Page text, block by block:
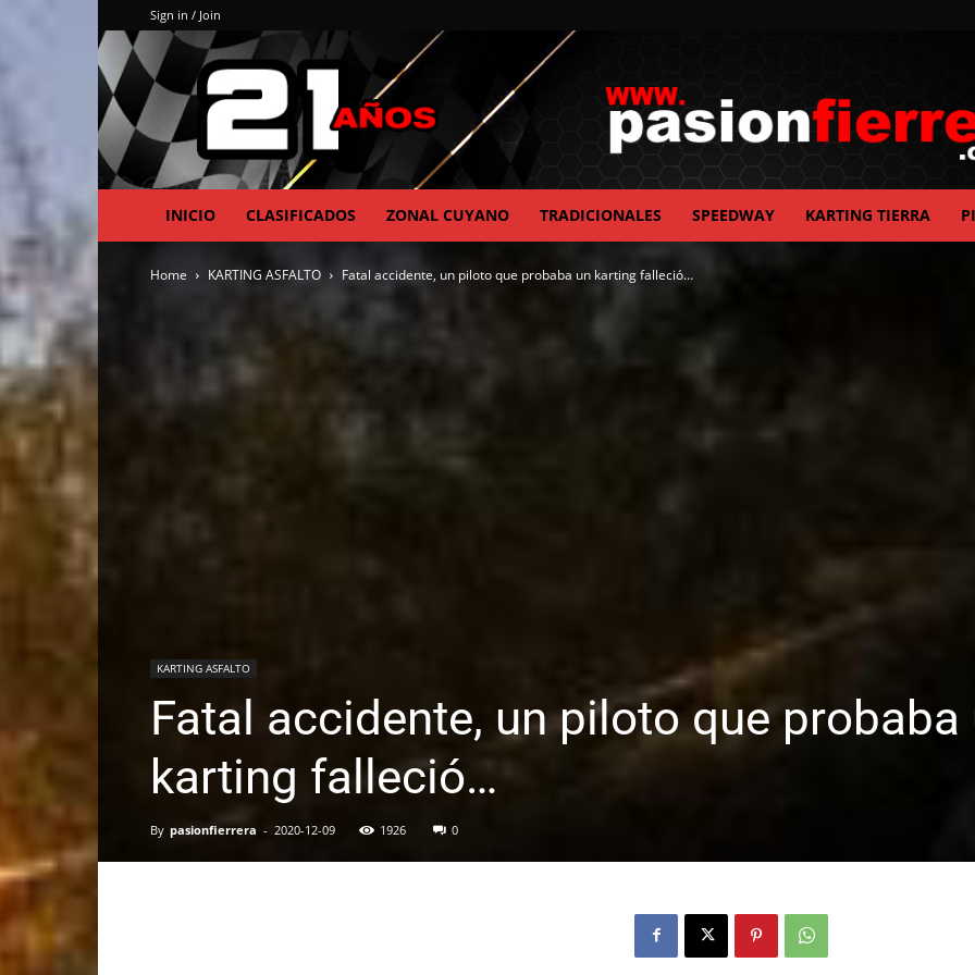
Sign in / Join
INICIO CLASIFICADOS ZONAL CUYANO TRADICIONALES SPEEDWAY KARTING TIERRA
Home KARTING ASFALTO Fatal accidente, un piloto que probaba un karting falleció…
KARTING ASFALTO
Fatal accidente, un piloto que probaba
karting falleció…
By pasionfierrera - 2020-12-09 1926 0